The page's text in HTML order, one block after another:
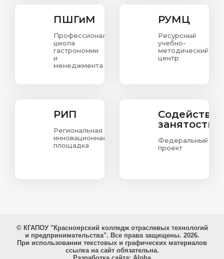
ограниченными
возможностями
ПШГиМ
Профессиональная
школа
гастрономии
и
менеджмента
РУМЦ
Ресурсный
учебно-
методический
центр
РИП
Региональная
инновационная
площадка
Содействие
занятости
Федеральный
проект
© КГАПОУ "Красноярский колледж отраслевых технологий
и предпринимательства". Все права защищены. 2026.
При использовании текстовых и графических материалов
ссылка на сайт обязательна.